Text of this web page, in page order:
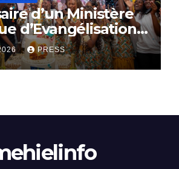
d’un Ministère
d’Evangélisation:
ROYAL
16 ans
PRESS